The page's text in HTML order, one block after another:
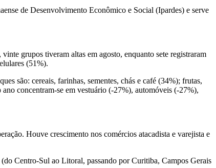
de Desenvolvimento Econômico e Social (Ipardes) e serve
grupos tiveram altas em agosto, enquanto sete registraram
(51%).
são: cereais, farinhas, sementes, chás e café (34%); frutas,
concentram-se em vestuário (-27%), automóveis (-27%),
Houve crescimento nos comércios atacadista e varejista e
Centro-Sul ao Litoral, passando por Curitiba, Campos Gerais